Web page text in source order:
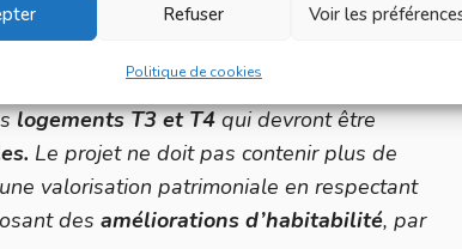
Refuser Voir les
Politique de cookies
très élevés, doivent cependant répondre
dans la convention passée entre la
logements T3 et T4qui devront être
Le projet ne doit pas contenir plus de
valorisation patrimoniale en respectant
des améliorations d’habitabilité, par